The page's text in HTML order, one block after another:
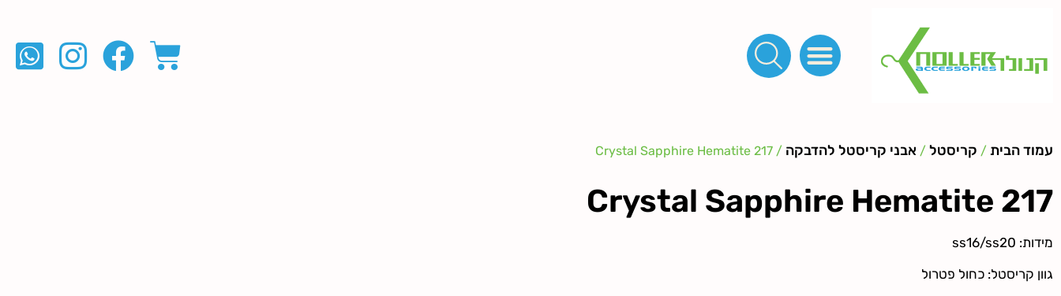
עמוד הבית / קריסטל / אבני קריסטל להדבקה / Crystal Sapphire Hematite 217
Crystal Sapphire Hematite 217
מידות: ss16/ss20
גוון קריסטל: כחול פטרול